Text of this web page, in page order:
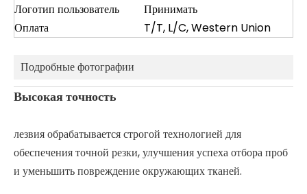
Логотип пользователь
Принимать
Оплата
T/T, L/C, Western Union
Подробные фотографии
Высокая точность
лезвия обрабатывается строгой технологией для
обеспечения точной резки, улучшения успеха отбора проб
и уменьшить повреждение окружающих тканей.